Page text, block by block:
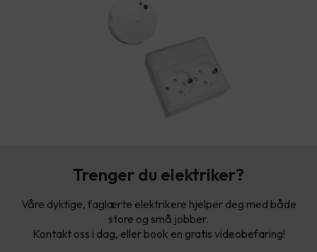
Trenger du elektriker?
Våre dyktige, faglærte elektrikere hjelper deg med både
store og små jobber.
Kontakt oss i dag, eller book en gratis videobefaring!